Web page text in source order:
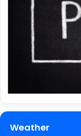
Weather